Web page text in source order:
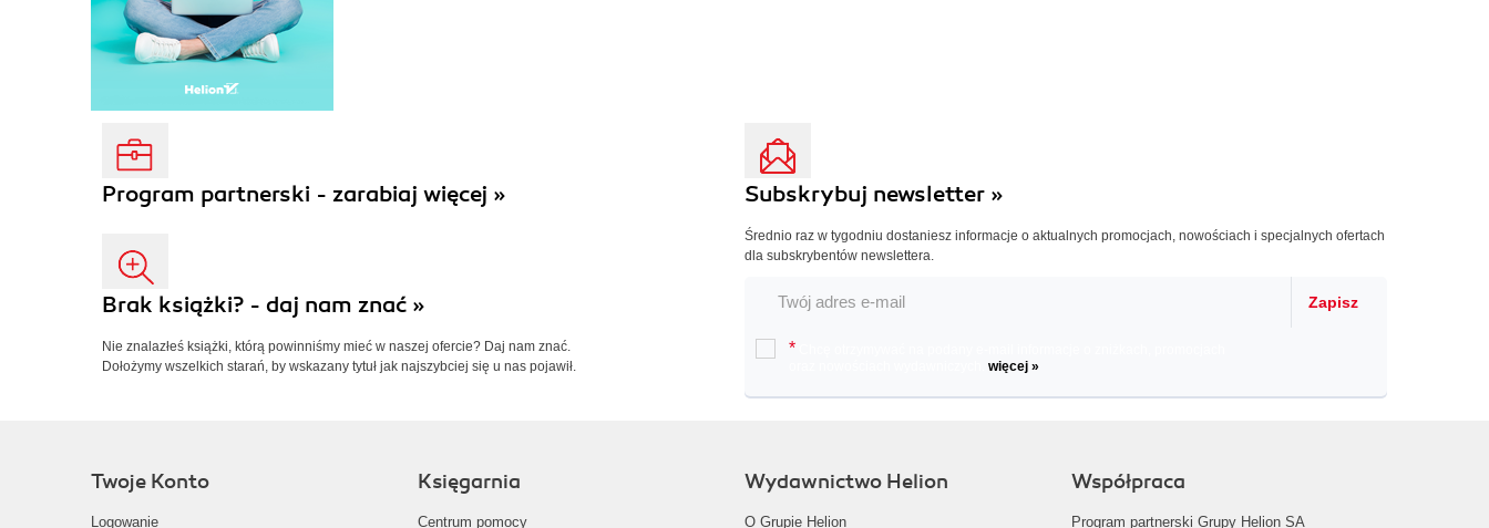
Program partnerski - zarabiaj więcej »
Brak książki? - daj nam znać »
Nie znalazłeś książki, którą powinniśmy mieć w naszej ofercie? Daj nam znać.
Dołożymy wszelkich starań, by wskazany tytuł jak najszybciej się u nas pojawił.
Subskrybuj newsletter »
Średnio raz w tygodniu dostaniesz informacje o aktualnych promocjach, nowościach i specjalnych ofertach
dla subskrybentów newslettera.
Zapisz
*
więcej »
Twoje Konto
Logowanie
Księgarnia
Centrum pomocy
Wydawnictwo Helion
O Grupie Helion
Współpraca
Program partnerski Grupy Helion SA